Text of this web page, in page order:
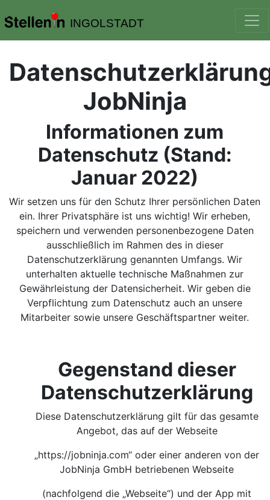
INGOLSTADT
JobNinja
Informationen zum
Datenschutz (Stand:
Januar 2022)
Wir setzen uns für den Schutz Ihrer persönlichen Daten
ein. Ihrer Privatsphäre ist uns wichtig! Wir erheben,
speichern und verwenden personenbezogene Daten
ausschließlich im Rahmen des in dieser
Datenschutzerklärung genannten Umfangs. Wir
unterhalten aktuelle technische Maßnahmen zur
Gewährleistung der Datensicherheit. Wir geben die
Verpflichtung zum Datenschutz auch an unsere
Mitarbeiter sowie unsere Geschäftspartner weiter.
Gegenstand dieser
Datenschutzerklärung
Diese Datenschutzerklärung gilt für das gesamte
Angebot, das auf der Webseite
„https://jobninja.com“ oder einer anderen von der
JobNinja GmbH betriebenen Webseite
(nachfolgend die „Webseite“) und der App mit